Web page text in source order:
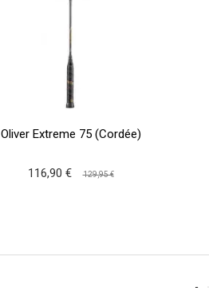
Oliver Extreme 75 (Cordée)
116,90 € 129,95 €